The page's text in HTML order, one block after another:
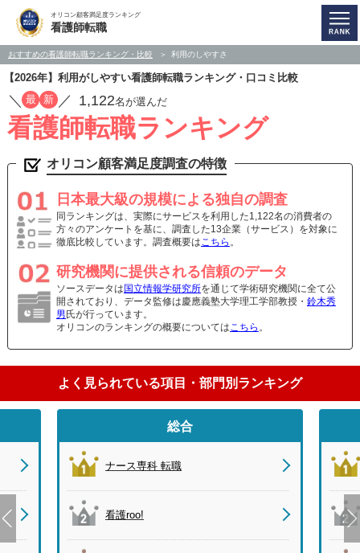
オリコン顧客満足度ランキング
看護師転職
おすすめの看護師転職ランキング・比較 利用のしやすさ
【2026年】利用がしやすい看護師転職ランキング・口コミ比較
／ 最 新 ／ 1,122名が選んだ
看護師転職ランキング
オリコン顧客満足度調査の特徴
日本最大級の規模による独自の調査
同ランキングは、実際にサービスを利用した1,122名の消費者の
方々のアンケートを基に、調査した13企業（サービス）を対象に
徹底比較しています。調査概要はこちら 。
研究機関に提供される信頼のデータ
ソースデータは 国立情報学研究所を通じて学術研究機関に全て公
開されており、データ監修は慶應義塾大学理工学部教授・ 鈴木秀
男 氏が行っています。
オリコンのランキングの概要についてはこちら 。
よく見られている項目・部門別ランキング
総合
ナース専科 転職
看護roo!